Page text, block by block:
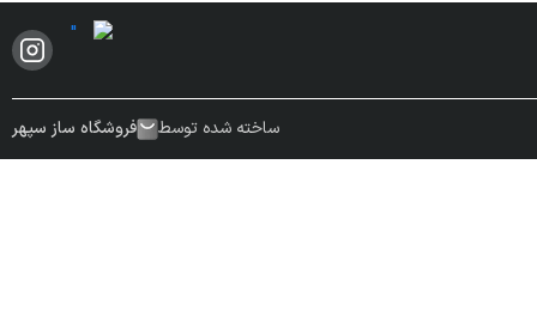
ساخته شده توسط فروشگاه ساز سپهر